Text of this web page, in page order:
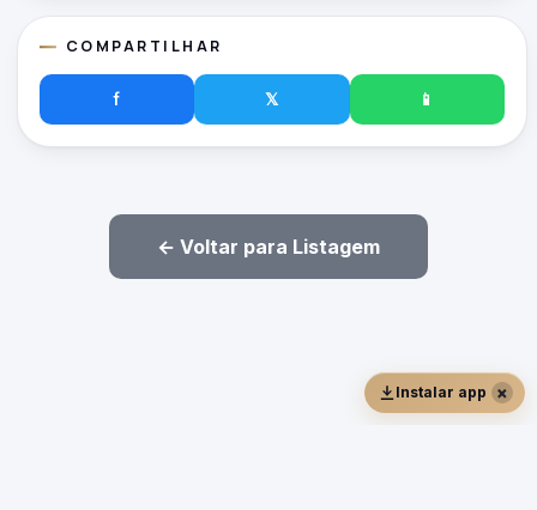
COMPARTILHAR
f 𝕏 📱
← Voltar para Listagem
Instalar app ×